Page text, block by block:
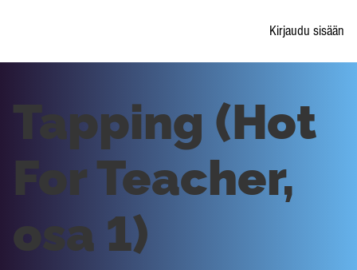
Kirjaudu sisään
Tapping (Hot
For Teacher,
osa 1)